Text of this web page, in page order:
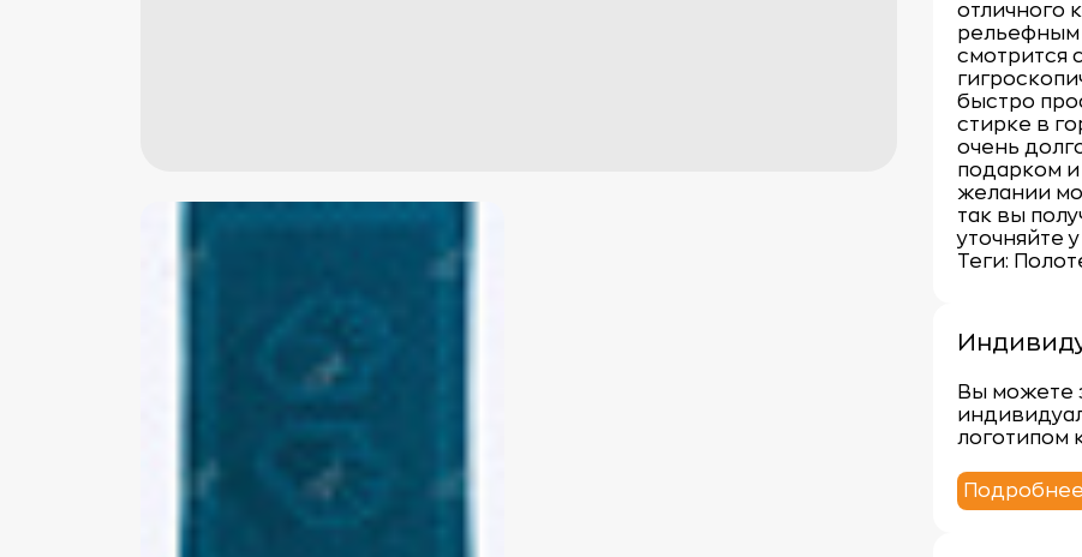
отличного
рельефным
смотрится
быстро
стирке в
очень
подарком и
желании
так вы
уточняйте
Теги:
Вы можете
логотипом
Подробнее